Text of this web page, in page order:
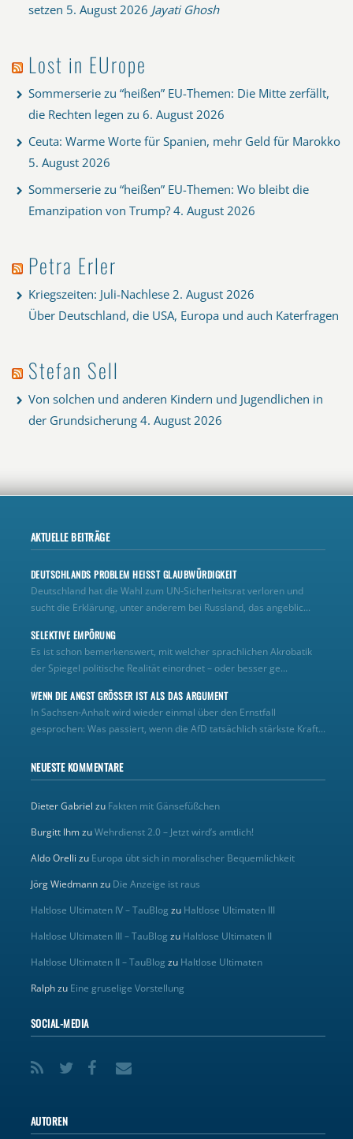
setzen 5. August 2026 Jayati Ghosh
Lost in EUrope
Sommerserie zu “heißen” EU-Themen: Die Mitte zerfällt,
die Rechten legen zu 6. August 2026
Ceuta: Warme Worte für Spanien, mehr Geld für Marokko
5. August 2026
Sommerserie zu “heißen” EU-Themen: Wo bleibt die
Emanzipation von Trump? 4. August 2026
Petra Erler
Kriegszeiten: Juli-Nachlese 2. August 2026
Über Deutschland, die USA, Europa und auch Katerfragen
Stefan Sell
Von solchen und anderen Kindern und Jugendlichen in
der Grundsicherung 4. August 2026
AKTUELLE BEITRÄGE
DEUTSCHLANDS PROBLEM HEISST GLAUBWÜRDIGKEIT
Deutschland hat die Wahl zum UN‑Sicherheitsrat verloren und
sucht die Erklärung, unter anderem bei Russland, das angeblic...
SELEKTIVE EMPÖRUNG
Es ist schon bemerkenswert, mit welcher sprachlichen Akrobatik
der Spiegel politische Realität einordnet – oder besser ge...
WENN DIE ANGST GRÖSSER IST ALS DAS ARGUMENT
In Sachsen-Anhalt wird wieder einmal über den Ernstfall
gesprochen: Was passiert, wenn die AfD tatsächlich stärkste Kraft...
NEUESTE KOMMENTARE
Dieter Gabriel zu Fakten mit Gänsefüßchen
Burgitt IhmzuWehrdienst 2.0 – Jetzt wird’s amtlich!
Aldo Orelli zu Europa übt sich in moralischer Bequemlichkeit
Jörg Wiedmannzu Die Anzeige ist raus
Haltlose Ultimaten IV – TauBlog zu Haltlose Ultimaten III
Haltlose Ultimaten III – TauBlog zu Haltlose Ultimaten II
Haltlose Ultimaten II – TauBlog zu Haltlose Ultimaten
Ralphzu Eine gruselige Vorstellung
SOCIAL-MEDIA
AUTOREN